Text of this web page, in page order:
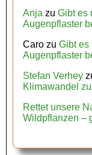
Anja zu Gibt es
Augenpflaster
Caro zu Gibt es
Augenpflaster
Stefan Verhey
Klimawandel
Rettet unsere
Wildpflanzen –